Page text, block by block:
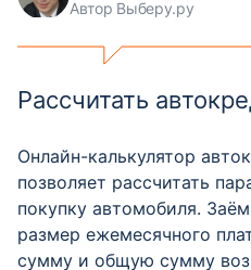
Автор Выберу.ру
Рассчитать
Онлайн-калькулятор
позволяет рассчитать
покупку автомобиля.
размер ежемесячного
сумму и общую сумму